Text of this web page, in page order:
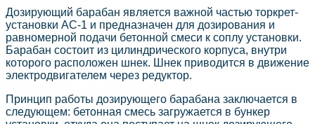
Дозирующий барабан является важной частью торкрет-
установки АС-1 и предназначен для дозирования и
равномерной подачи бетонной смеси к соплу установки.
Барабан состоит из цилиндрического корпуса, внутри
которого расположен шнек. Шнек приводится в движение
электродвигателем через редуктор.
Принцип работы дозирующего барабана заключается в
следующем: бетонная смесь загружается в бункер